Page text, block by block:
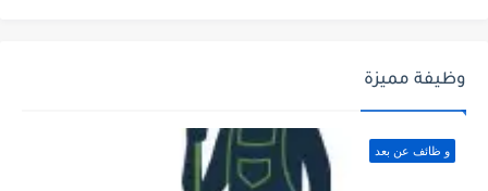
وظيفة مميزة
و ظائف عن بعد